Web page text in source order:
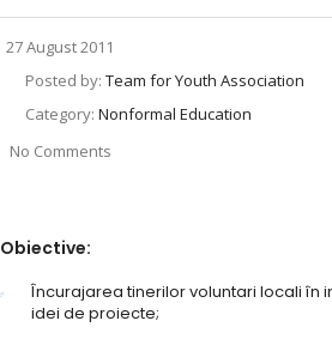
27 August 2011
Posted by: Team for Youth Association
Category: Nonformal Education
No Comments
Obiective:
Încurajarea tinerilor voluntari locali în
idei de proiecte;